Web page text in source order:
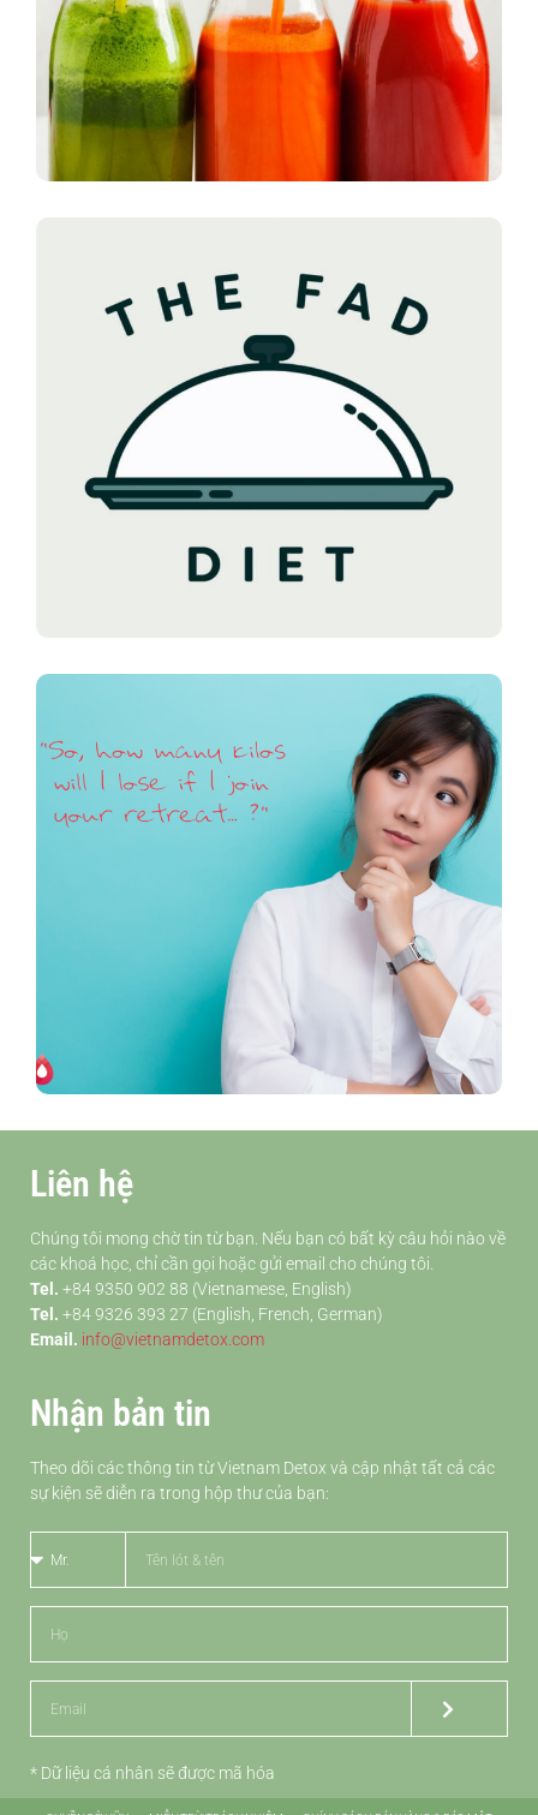
Fasting: Fix Or Fad?
Diet & Fasting – Is It A Cure All?
Liên hệ
Chúng tôi mong chờ tin từ bạn. Nếu bạn có bất kỳ câu hỏi nào về
các khoá học, chỉ cần gọi hoặc gửi email cho chúng tôi.
Tel. +84 9350 902 88 (Vietnamese, English)
Tel. +84 9326 393 27 (English, French, German)
Email. info@vietnamdetox.com
Nhận bản tin
Theo dõi các thông tin từ Vietnam Detox và cập nhật tất cả các
sự kiện sẽ diễn ra trong hộp thư của bạn:
* Dữ liệu cá nhân sẽ được mã hóa